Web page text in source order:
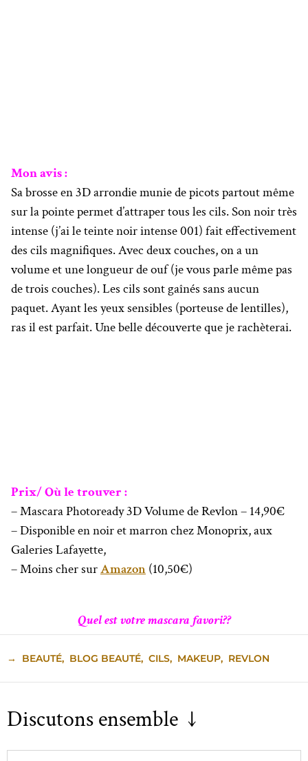
Mon avis :
Sa brosse en 3D arrondie munie de picots partout même
sur la pointe permet d’attraper tous les cils. Son noir très
intense (j’ai le teinte noir intense 001) fait effectivement
des cils magnifiques. Avec deux couches, on a un
volume et une longueur de ouf (je vous parle même pas
de trois couches). Les cils sont gaînés sans aucun
paquet. Ayant les yeux sensibles (porteuse de lentilles),
ras il est parfait. Une belle découverte que je rachèterai.
Prix/ Où le trouver :
– Mascara Photoready 3D Volume de Revlon – 14,90€
– Disponible en noir et marron chez Monoprix, aux
Galeries Lafayette,
– Moins cher surAmazon (10,50€)
Quel est votre mascara favori??
→ BEAUTÉ, BLOG BEAUTÉ, CILS, MAKEUP, REVLON
Discutons ensemble ↓